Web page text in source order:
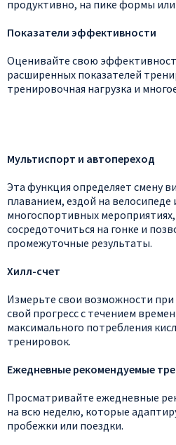
продуктивно, на пике формы
Показатели эффективности
Оценивайте свою
расширенных показателей
тренировочная нагрузка и
Мультиспорт и автопереход
Эта функция определяет смену
плаванием, ездой на велосипеде
многоспортивных
сосредоточиться на гонке и
промежуточные результаты.
Хилл-счет
Измерьте свои возможности при
свой прогресс с течением
максимального потребления
тренировок.
Ежедневные рекомендуемые
Просматривайте ежедневные
на всю неделю, которые
пробежки или поездки.